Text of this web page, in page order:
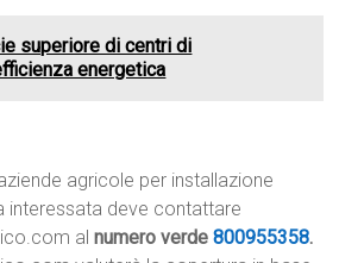
superiore di centri di
energetica
agricole per installazione
interessata deve contattare
alnumero verde800955358.